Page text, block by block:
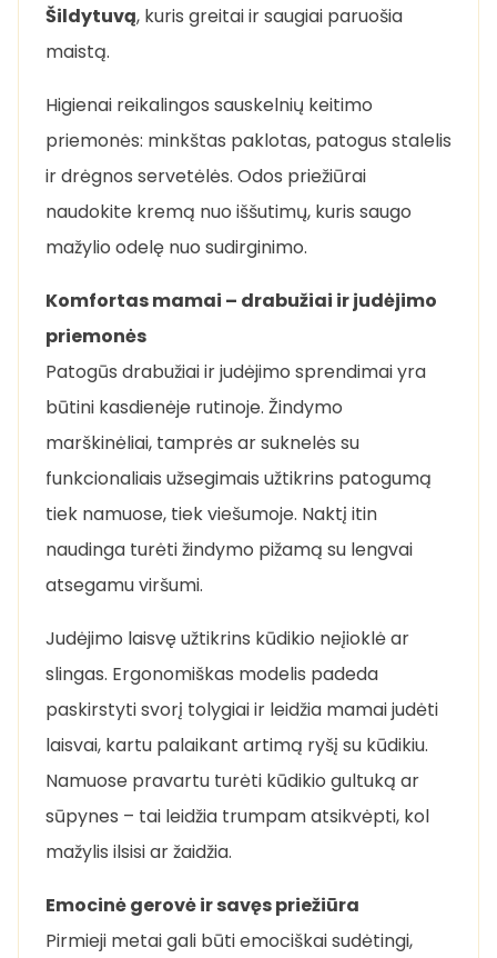
Šildytuvą, kuris greitai ir saugiai paruošia
maistą.
Higienai reikalingos sauskelnių keitimo
priemonės: minkštas paklotas, patogus stalelis
ir drėgnos servetėlės. Odos priežiūrai
naudokite kremą nuo iššutimų, kuris saugo
mažylio odelę nuo sudirginimo.
Komfortas mamai – drabužiai ir judėjimo
priemonės
Patogūs drabužiai ir judėjimo sprendimai yra
būtini kasdienėje rutinoje. Žindymo
marškinėliai, tamprės ar suknelės su
funkcionaliais užsegimais užtikrins patogumą
tiek namuose, tiek viešumoje. Naktį itin
naudinga turėti žindymo pižamą su lengvai
atsegamu viršumi.
Judėjimo laisvę užtikrins kūdikio neįioklė ar
slingas. Ergonomiškas modelis padeda
paskirstyti svorį tolygiai ir leidžia mamai judėti
laisvai, kartu palaikant artimą ryšį su kūdikiu.
Namuose pravartu turėti kūdikio gultuką ar
sūpynes – tai leidžia trumpam atsikvėpti, kol
mažylis ilsisi ar žaidžia.
Emocinė gerovė ir savęs priežiūra
Pirmieji metai gali būti emociškai sudėtingi,